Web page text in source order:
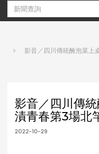
影音／四川傳統醃泡菜上
影音／四川傳
漬青春第3場北
2022-10-29